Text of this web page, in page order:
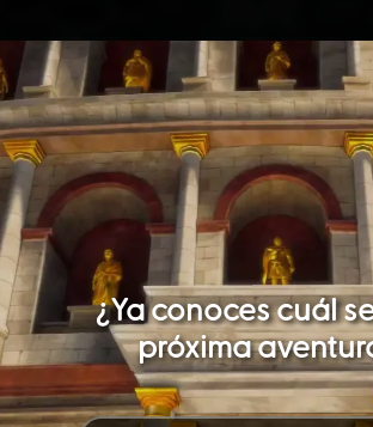
¿Ya conoces cuál
próxima